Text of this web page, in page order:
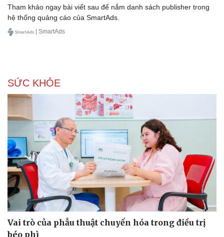
Tham khảo ngay bài viết sau để nắm danh sách publisher trong
hệ thống quảng cáo của SmartAds.
| SmartAds
SỨC KHỎE
Vai trò của phẫu thuật chuyển hóa trong điều trị
béo phì